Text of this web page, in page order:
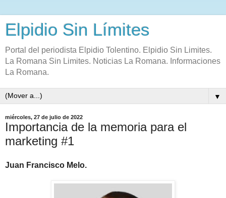
Elpidio Sin Límites
Portal del periodista Elpidio Tolentino. Elpidio Sin Limites.
La Romana Sin Limites. Noticias La Romana. Informaciones
La Romana.
▼
miércoles, 27 de julio de 2022
Importancia de la memoria para el
marketing #1
Juan Francisco Melo.